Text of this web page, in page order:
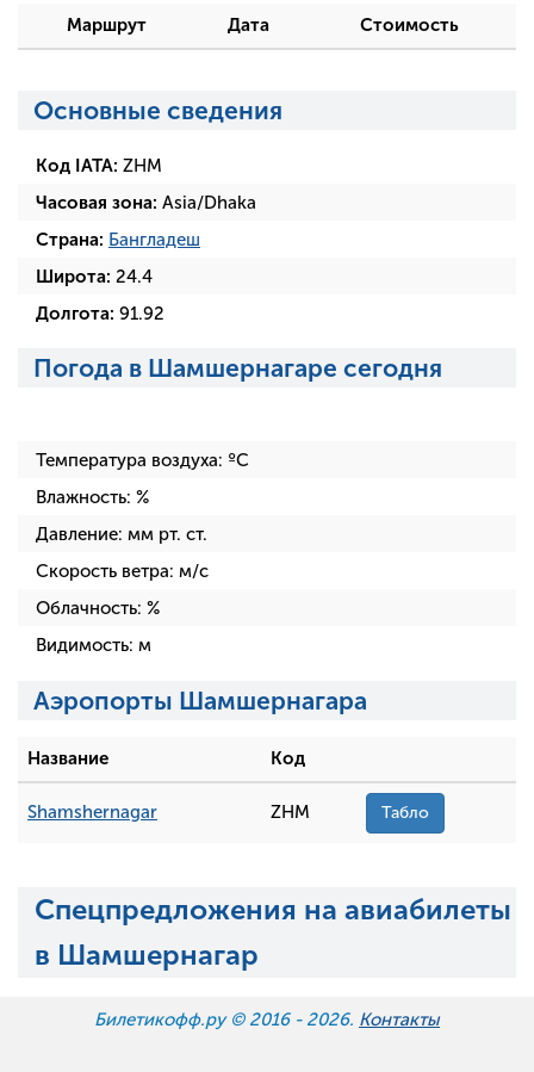
Маршрут Дата Стоимость
Основные сведения
Код IATA: ZHM
Часовая зона: Asia/Dhaka
Страна: Бангладеш
Широта: 24.4
Долгота: 91.92
Погода в Шамшернагаре сегодня
Температура воздуха: ºC
Влажность: %
Давление: мм рт. ст.
Скорость ветра: м/с
Облачность: %
Видимость: м
Аэропорты Шамшернагара
Название Код
Shamshernagar ZHM Табло
Спецпредложения на авиабилеты
в Шамшернагар
Билетикофф.ру © 2016 - 2026. Контакты